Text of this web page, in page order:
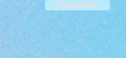
PALMARES